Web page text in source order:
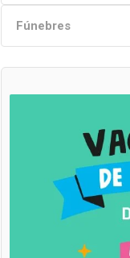
Fúnebres